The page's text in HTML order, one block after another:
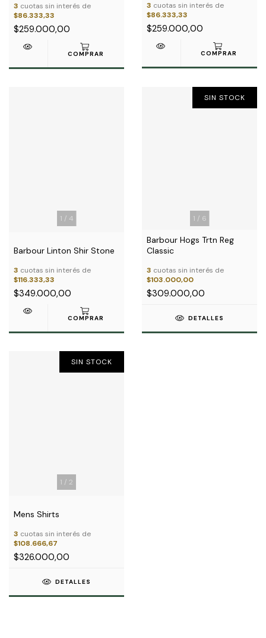
3 cuotas sin interés de
$86.333,33
$259.000,00
COMPRAR
3 cuotas sin interés de
$86.333,33
$259.000,00
COMPRAR
1 / 4
Barbour Linton Shir Stone
3 cuotas sin interés de
$116.333,33
$349.000,00
COMPRAR
1 / 6
SIN STOCK
Barbour Hogs Trtn Reg
Classic
3 cuotas sin interés de
$103.000,00
$309.000,00
DETALLES
1 / 2
SIN STOCK
Mens Shirts
3 cuotas sin interés de
$108.666,67
$326.000,00
DETALLES